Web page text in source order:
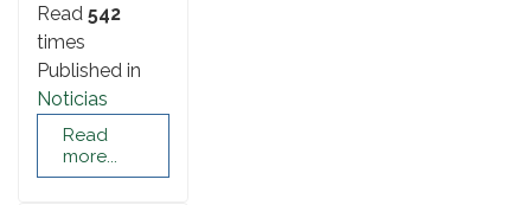
Read 542
times
Published in
Noticias
Read
more...